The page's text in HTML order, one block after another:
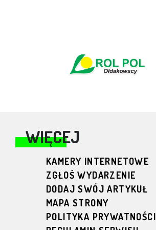
WIĘCEJ
KAMERY INTERNETOWE
ZGŁOŚ WYDARZENIE
DODAJ SWÓJ ARTYKUŁ
MAPA STRONY
POLITYKA PRYWATNOŚCI